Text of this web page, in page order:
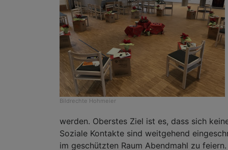
Bildrechte Hohmeier
werden. Oberstes Ziel ist es, dass sich
Soziale Kontakte sind weitgehend
im geschützten Raum Abendmahl zu feiern.